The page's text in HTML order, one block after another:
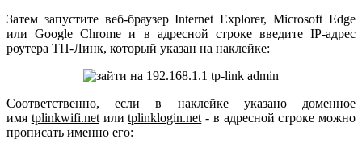
Затем запустите веб-браузер Internet Explorer, Microsoft Edge
или Google Chrome и в адресной строке введите IP-адрес
роутера ТП-Линк, который указан на наклейке:
Соответственно, если в наклейке указано доменное
имя tplinkwifi.netилиtplinklogin.net - в адресной строке можно
прописать именно его: